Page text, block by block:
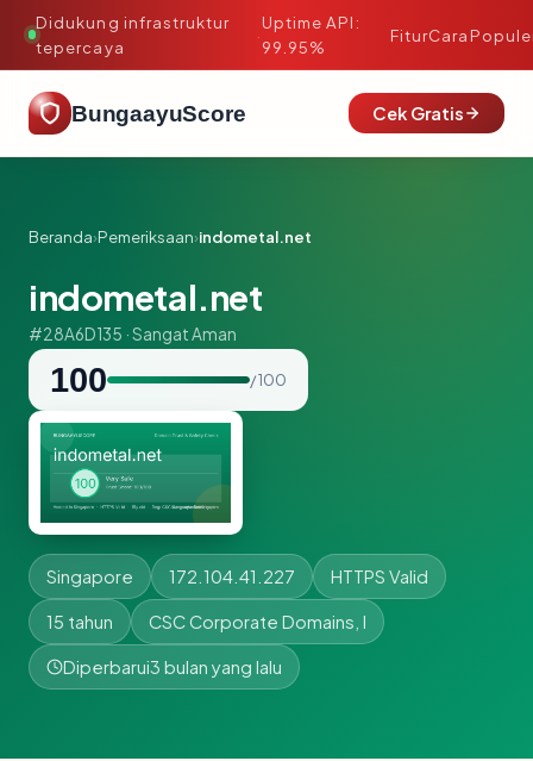
Didukung infrastruktur
tepercaya
·
Uptime API:
99.95%
FiturCara
BungaayuScore Cek Gratis
Beranda›Pemeriksaan›indometal.net
indometal.net
#28A6D135 · Sangat Aman
100 / 100
Singapore 172.104.41.227 HTTPS Valid
15 tahun CSC Corporate Domains, I
Diperbarui3 bulan yang lalu